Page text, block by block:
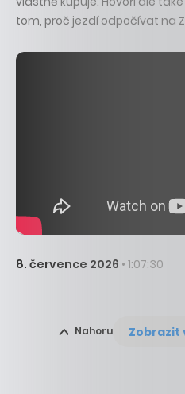
tom, proč jezdí odpočívat na
8. července 2026 • 1:07:30
Nahoru Zobrazit